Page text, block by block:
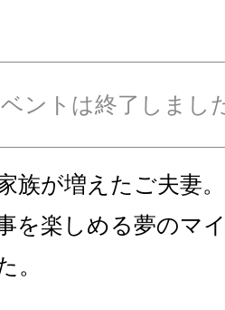
ントは終了しまし
族が増えたご夫妻
を楽しめる夢のマ
。